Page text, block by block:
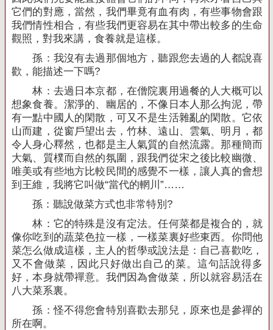
它們的對應，當然，我們畢竟有血有肉，有些事物會跟
我們情性相合，有些我們更容易在其中帶出較多的生命
觀照，對我來講，食養就是這樣。
孫：我沒有去過那個地方，聽跟您去過的人都說喜
歡，能描述一下嗎?
林：去過日本京都，在僧院裏用過餐的人大概可以
想象食養。潔淨的、幽居的，不像日本人那么拘泥，帶
有一點中國人的閑散，可又不是生活雜亂的閑散。它依
山而建，從窗戶望出去，竹林、遠山、雲氣、明月，都
令人身心釋然，也都是主人氣質的自然流露。那種簡而
大氣、質樸而自然的氛圍，跟我們從宋之後比較幽微、
唯美或有些地方比較民間的感覺不一樣，讓人真的會想
到王維，我將它叫做“當代的輞川”……
孫：聽說做菜方式也非常特別 ?
林：它的特殊是沒有定法。任何菜都是複合的，就
像你吃到的蔬菜色拉一樣，一樣菜裏好些東西。你問他
菜怎么做成這樣，主人的哲學或說法是：自己喜歡吃，
又不會做菜，因此只好做出自己的菜。這句話說得多
好，本身就帶禪意。我們因為會做菜，所以就容易活在
八大菜系裏。
孫：怪不得您會特別喜歡去那兒，原來也是參禪的
所在啊。